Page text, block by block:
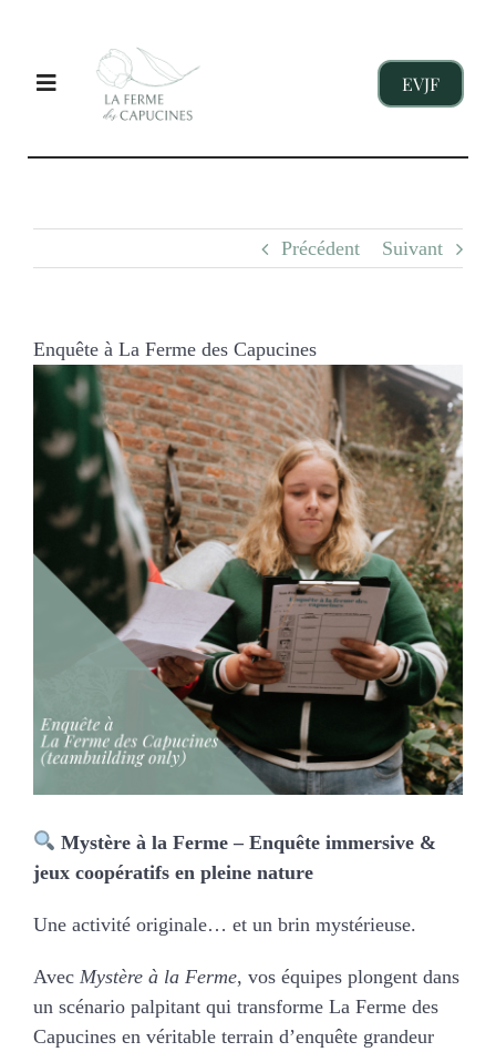
contenu
Toggle
Navigation
ENTREPRISES
ENFANTS
NOS GITES
MARIAGES
NOS ACTIVITES
CONTACT
CGV
EVJF
Précédent Suivant
Enquête à La Ferme des Capucines
Voir
l'image
agrandie
Mystère à la Ferme – Enquête immersive &
jeux coopératifs en pleine nature
Une activité originale… et un brin mystérieuse.
Avec Mystère à la Ferme, vos équipes plongent dans
un scénario palpitant qui transforme La Ferme des
Capucines en véritable terrain d’enquête grandeur